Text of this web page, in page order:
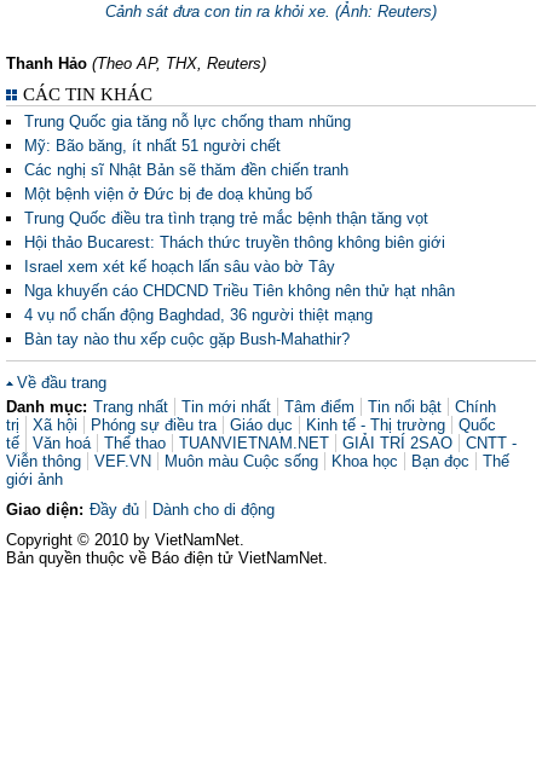
Cảnh sát đưa con tin ra khỏi xe. (Ảnh: Reuters)
Thanh Hảo (Theo AP, THX, Reuters)
CÁC TIN KHÁC
Trung Quốc gia tăng nỗ lực chống tham nhũng
Mỹ: Bão băng, ít nhất 51 người chết
Các nghị sĩ Nhật Bản sẽ thăm đền chiến tranh
Một bệnh viện ở Đức bị đe doạ khủng bố
Trung Quốc điều tra tình trạng trẻ mắc bệnh thận tăng vọt
Hội thảo Bucarest: Thách thức truyền thông không biên giới
Israel xem xét kế hoạch lấn sâu vào bờ Tây
Nga khuyến cáo CHDCND Triều Tiên không nên thử hạt nhân
4 vụ nổ chấn động Baghdad, 36 người thiệt mạng
Bàn tay nào thu xếp cuộc gặp Bush-Mahathir?
Về đầu trang
Danh mục: Trang nhất Tin mới nhất Tâm điểm Tin nổi bật
Chính
trị
Xã hội Phóng sự điều tra Giáo dục Kinh tế - Thị trường
Quốc
tế
Văn hoá Thể thao TUANVIETNAM.NET GIẢI TRÍ 2SAO
CNTT -
Viễn thông
VEF.VN Muôn màu Cuộc sống Khoa học Bạn đọc
Thế
giới ảnh
Giao diện: Đầy đủ
Dành cho di động
Copyright © 2010 by VietNamNet.
Bản quyền thuộc về Báo điện tử VietNamNet.